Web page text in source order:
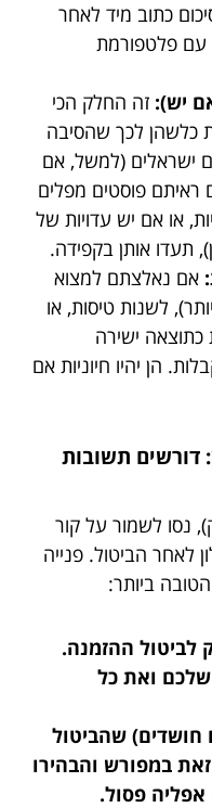
כתוב מיד לאחר
עם פלטפורמת
יש): זה החלק הכי
כלשהן לכך שהסיבה
ישראלים (למשל, אם
פוסטים מפלים
או אם יש עדויות של
תעדו אותן בקפידה.
אם נאלצתם למצוא
לשנות טיסות, או
ישירה
הן יהיו חיוניות אם
דורשים תשובות
נסו לשמור על קור
לאחר הביטול. פנייה
ביותר:
לביטול ההזמנה.
שלכם ואת כל
שהביטול
במפורש והבהירו
פסול.